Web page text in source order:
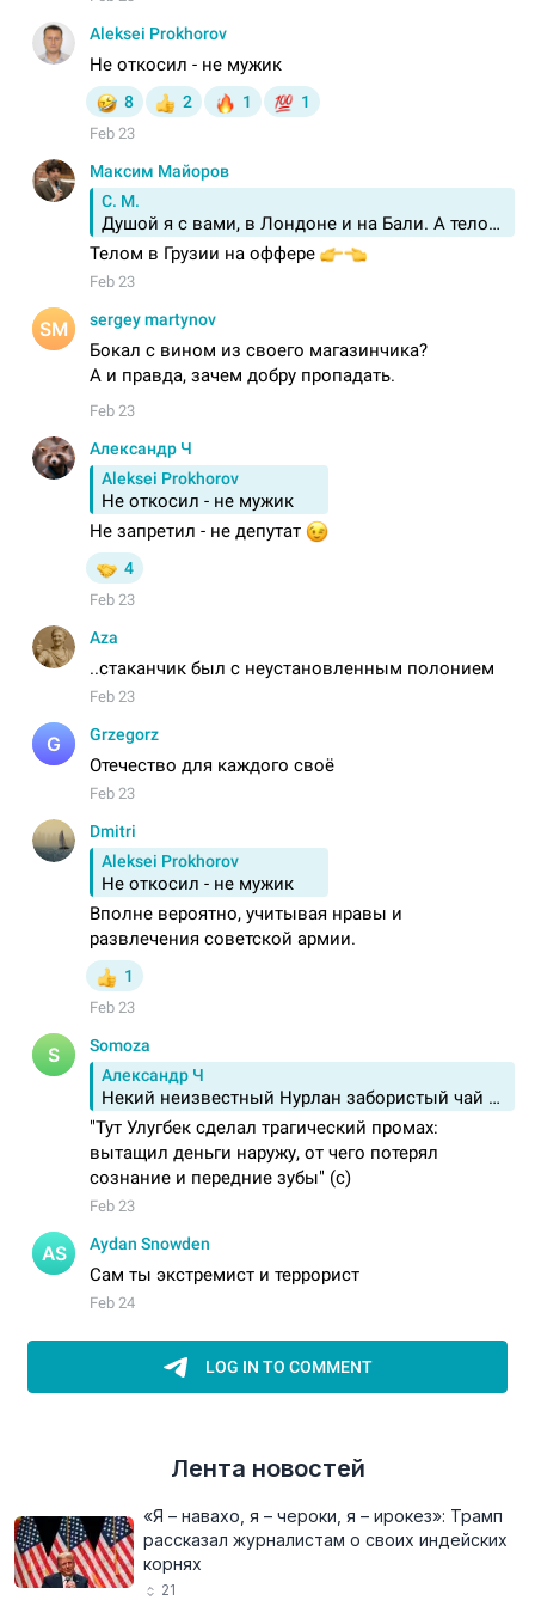
Лента новостей
«Я – навахо, я – чероки, я – ирокез»: Трамп
рассказал журналистам о своих индейских
корнях
21